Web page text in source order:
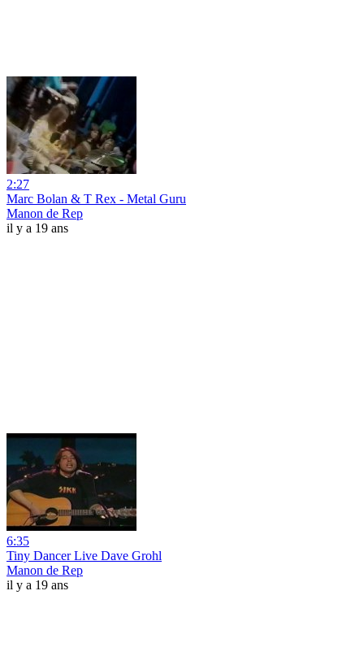
2:27
Marc Bolan & T Rex - Metal Guru
Manon de Rep
il y a 19 ans
6:35
Tiny Dancer Live Dave Grohl
Manon de Rep
il y a 19 ans